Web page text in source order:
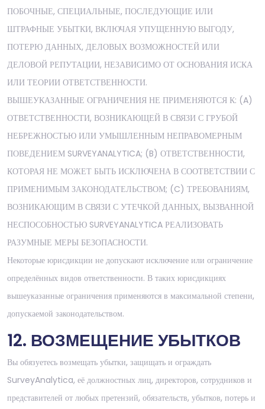
ПОБОЧНЫЕ, СПЕЦИАЛЬНЫЕ, ПОСЛЕДУЮЩИЕ ИЛИ
ШТРАФНЫЕ УБЫТКИ, ВКЛЮЧАЯ УПУЩЕННУЮ ВЫГОДУ,
ПОТЕРЮ ДАННЫХ, ДЕЛОВЫХ ВОЗМОЖНОСТЕЙ ИЛИ
ДЕЛОВОЙ РЕПУТАЦИИ, НЕЗАВИСИМО ОТ ОСНОВАНИЯ ИСКА
ИЛИ ТЕОРИИ ОТВЕТСТВЕННОСТИ.
ВЫШЕУКАЗАННЫЕ ОГРАНИЧЕНИЯ НЕ ПРИМЕНЯЮТСЯ К: (A)
ОТВЕТСТВЕННОСТИ, ВОЗНИКАЮЩЕЙ В СВЯЗИ С ГРУБОЙ
НЕБРЕЖНОСТЬЮ ИЛИ УМЫШЛЕННЫМ НЕПРАВОМЕРНЫМ
ПОВЕДЕНИЕМ SURVEYANALYTICA; (B) ОТВЕТСТВЕННОСТИ,
КОТОРАЯ НЕ МОЖЕТ БЫТЬ ИСКЛЮЧЕНА В СООТВЕТСТВИИ С
ПРИМЕНИМЫМ ЗАКОНОДАТЕЛЬСТВОМ; (C) ТРЕБОВАНИЯМ,
ВОЗНИКАЮЩИМ В СВЯЗИ С УТЕЧКОЙ ДАННЫХ, ВЫЗВАННОЙ
НЕСПОСОБНОСТЬЮ SURVEYANALYTICA РЕАЛИЗОВАТЬ
РАЗУМНЫЕ МЕРЫ БЕЗОПАСНОСТИ.
Некоторые юрисдикции не допускают исключение или ограничение
определённых видов ответственности. В таких юрисдикциях
вышеуказанные ограничения применяются в максимальной степени,
допускаемой законодательством.
12. ВОЗМЕЩЕНИЕ УБЫТКОВ
Вы обязуетесь возмещать убытки, защищать и ограждать
SurveyAnalytica, её должностных лиц, директоров, сотрудников и
представителей от любых претензий, обязательств, убытков, потерь и